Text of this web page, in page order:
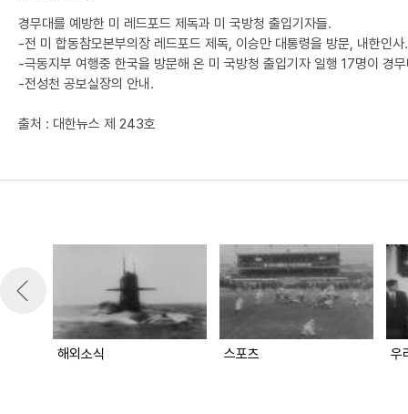
경무대를 예방한 미 레드포드 제독과 미 국방청 출입기자들.
-전 미 합동참모본부의장 레드포드 제독, 이승만 대통령을 방문, 내한인사.
-극동지부 여행중 한국을 방문해 온 미 국방청 출입기자 일행 17명이 경
-전성천 공보실장의 안내.
출처 : 대한뉴스 제 243호
해외소식 스포츠